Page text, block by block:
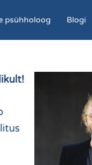
psühholoog Blogi